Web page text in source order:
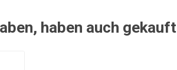
haben auch gekauft